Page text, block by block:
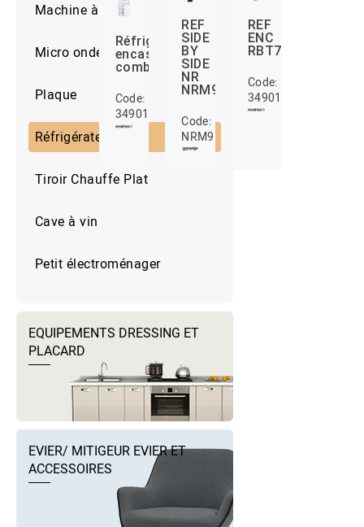
Machine à café
Micro ondes
Plaque
Réfrigérateur
Tiroir Chauffe Plat
Cave à vin
Petit électroménager
EQUIPEMENTS DRESSING ET
PLACARD
EVIER/ MITIGEUR EVIER ET
ACCESSOIRES
Réfrigérateur
encastrable
combiné
Code:
34901438
REF
SIDE
BY
SIDE
NR
NRM9181SB
Code:
NRM9181SB
REF
ENC
RBT7719EW
Code:
34901389